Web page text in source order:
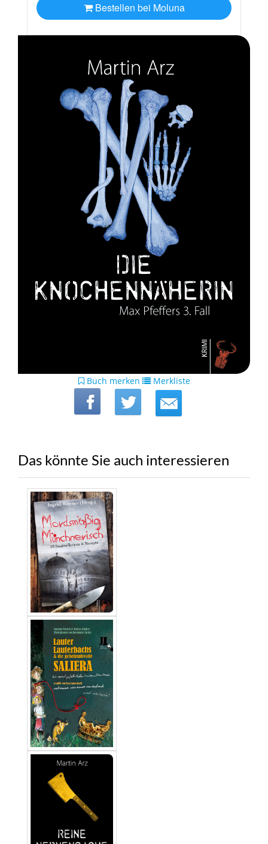
Bestellen bei Moluna
Buch merken Merkliste
Das könnte Sie auch interessieren